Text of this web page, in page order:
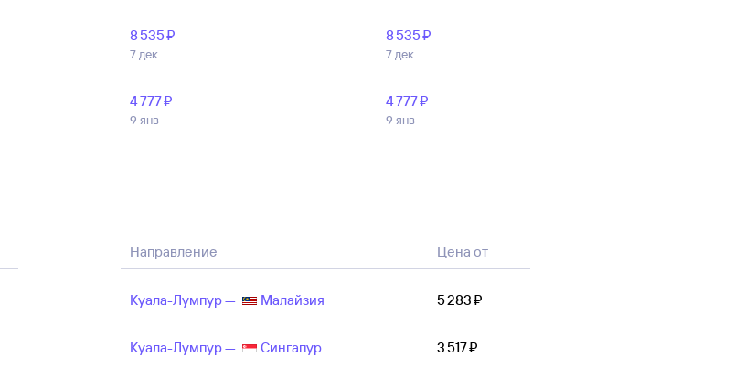
8 ⁠535 ⁠₽
7 дек
8 ⁠535 ⁠₽
7 дек
4 ⁠777 ⁠₽
9 янв
4 ⁠777 ⁠₽
9 янв
Направление Цена от
Куала-Лумпур — Малайзия 5 ⁠283 ⁠₽
Куала-Лумпур — Сингапур 3 ⁠517 ⁠₽